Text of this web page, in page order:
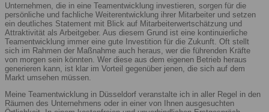
Unternehmen, die in eine Teamentwicklung investieren, sorgen für die
persönliche und fachliche Weiterentwicklung ihrer Mitarbeiter und setzen
ein deutliches Statement mit Blick auf Mitarbeiterwertschätzung und
Attraktivität als Arbeitgeber. Aus diesem Grund ist eine kontinuierliche
Teamentwicklung immer eine gute Investition für die Zukunft. Oft stellt
sich im Rahmen der Maßnahme auch heraus, wer die führenden Kräfte
von morgen sein könnten. Wer diese aus dem eigenen Betrieb heraus
generieren kann, ist klar im Vorteil gegenüber jenen, die sich auf dem
Markt umsehen müssen.
Meine Teamentwicklung in Düsseldorf veranstalte ich in aller Regel in den
Räumen des Unternehmens oder in einer von Ihnen ausgesuchten